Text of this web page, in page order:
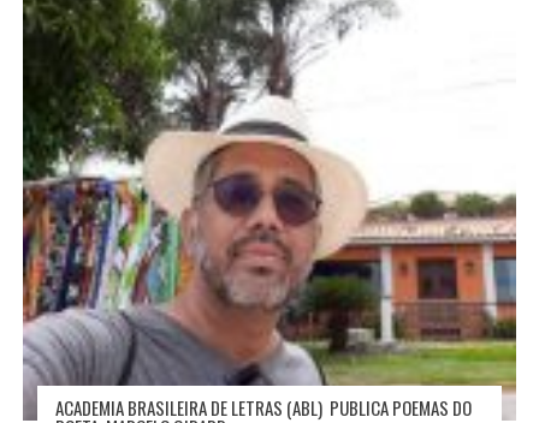
ACADEMIA BRASILEIRA DE LETRAS (ABL) PUBLICA POEMAS DO